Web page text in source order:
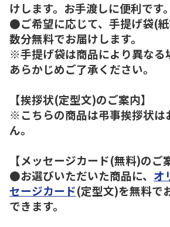
けします。お手渡しに便利です。
●ご希望に応じて、手提げ袋(
数分無料でお届けします。
※手提げ袋は商品により異なる
あらかじめご了承ください。
【挨拶状(定型文)のご案内】
※こちらの商品は弔事挨拶状は
ん。
【メッセージカード(無料)のご
●お選びいただいた商品に、 オ
セージカード(定型文)を無料で
できます。